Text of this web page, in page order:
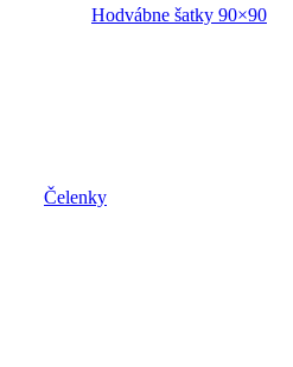
Hodvábne šatky 90×90
Čelenky